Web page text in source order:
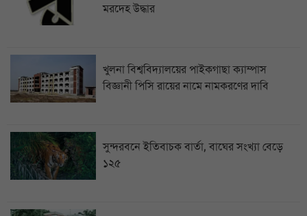
মরদেহ উদ্ধার
খুলনা বিশ্ববিদ্যালয়ের পাইকগাছা ক্যাম্পাস
বিজ্ঞানী পিসি রায়ের নামে নামকরণের দাবি
সুন্দরবনে ইতিবাচক বার্তা, বাঘের সংখ্যা বেড়ে
১২৫